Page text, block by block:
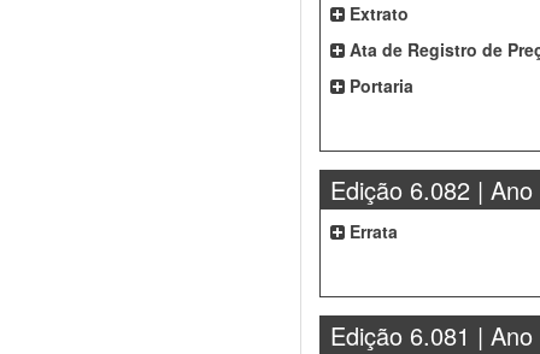
Extrato
Ata de Registro de
Portaria
Edição 6.082 | Ano
Errata
Edição 6.081 | Ano